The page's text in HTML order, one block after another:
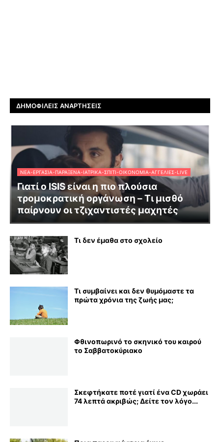
ΔΗΜΟΦΙΛΕΊΣ ΑΝΑΡΤΉΣΕΙΣ
ΝΈΑ-ΕΡΓΑΣΊΑ-ΠΑΡΆΞΕΝΑ-ΙΑΤΡΙΚΆ-ΣΠΊΤΙ-ΟΙΚΟΝΟΜΊΑ-ΑΓΓΕΛΊΕΣ-LIVE
Γιατί ο ISIS είναι η πιο πλούσια
τρομοκρατική οργάνωση – Τι μισθό
παίρνουν οι τζιχαντιστές μαχητές
Τι δεν έμαθα στο σχολείο
Τι συμβαίνει και δεν θυμόμαστε τα
πρώτα χρόνια της ζωής μας;
Φθινοπωρινό το σκηνικό του καιρού
το Σαββατοκύριακο
Σκεφτήκατε ποτέ γιατί ένα CD χωράει
74 λεπτά ακριβώς; Δείτε τον λόγο...